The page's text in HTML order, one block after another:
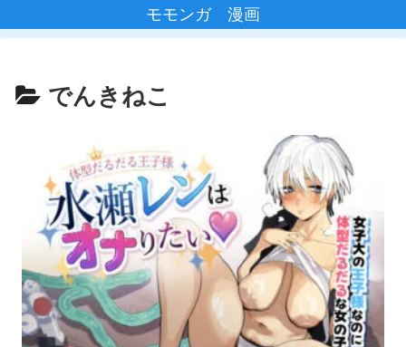
モモンガ 漫画
でんきねこ